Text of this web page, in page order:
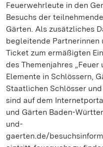
Feuerwehrleute in den
Besuchs der
Gärten. Als zusätzliches
begleitende Partnerinnen
Ticket zum ermäßigten
des Themenjahres
Elemente in Schlössern,
Staatlichen Schlösser
sind auf dem
und Gärten Baden-
und-
gaerten.de/